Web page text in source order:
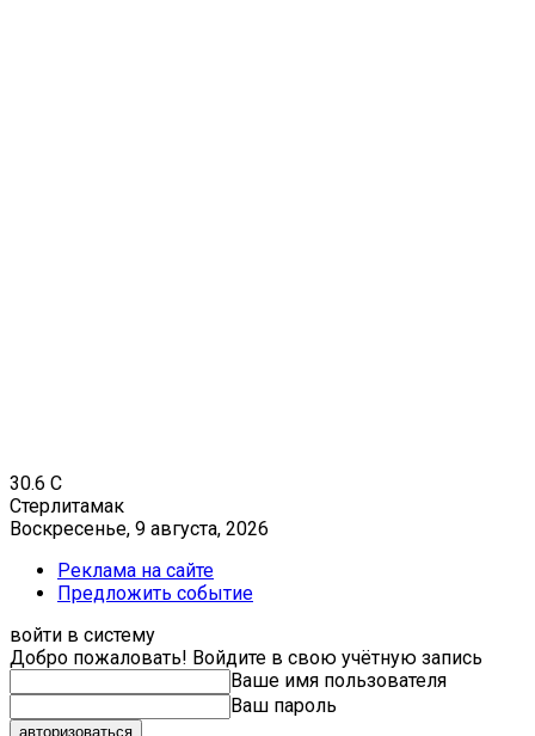
30.6 C
Стерлитамак
Воскресенье, 9 августа, 2026
Реклама на сайте
Предложить событие
войти в систему
Добро пожаловать! Войдите в свою учётную запись
Ваше имя пользователя
Ваш пароль